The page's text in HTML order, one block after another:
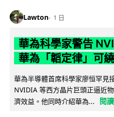
Lawton 1 日
華為科學家警告
華為「韜定律」可
華為半導體首席科學家廖恒罕見
NVIDIA 等西方晶片巨頭正逼近
濟效益。他同時介紹華為...
閱